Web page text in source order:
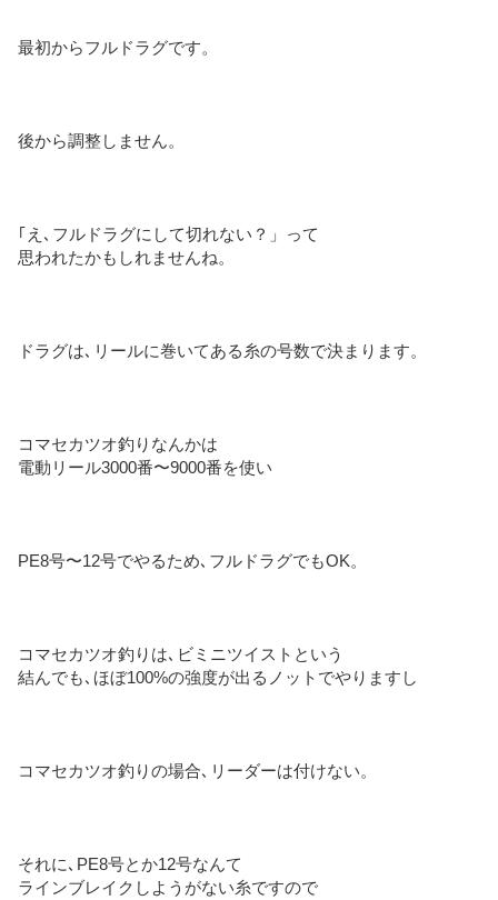
最初からフルドラグです。
後から調整しません。
｢え､フルドラグにして切れない？」って
思われたかもしれませんね。
ドラグは､リールに巻いてある糸の号数で決まります。
コマセカツオ釣りなんかは
電動リール3000番〜9000番を使い
PE8号〜12号でやるため､フルドラグでもOK。
コマセカツオ釣りは､ビミニツイストという
結んでも､ほぼ100%の強度が出るノットでやりますし
コマセカツオ釣りの場合､リーダーは付けない。
それに､PE8号とか12号なんて
ラインブレイクしようがない糸ですので